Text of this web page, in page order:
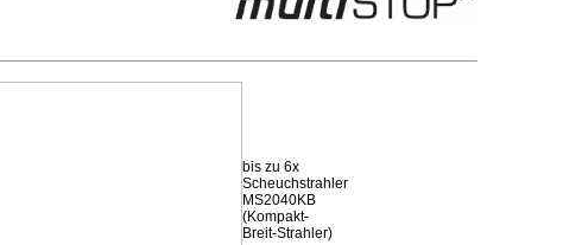
bis zu 6x
Scheuchstrahler
MS2040KB
(Kompakt-
Breit-Strahler)